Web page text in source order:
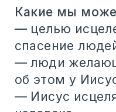
Какие мы
—целью
спасение
— люди
об этом у
— Иисус